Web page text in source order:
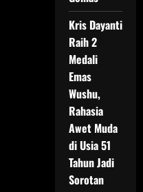
Kris Dayanti
Raih 2
Medali
Emas
Wushu,
Rahasia
Awet Muda
di Usia 51
Tahun Jadi
Sorotan